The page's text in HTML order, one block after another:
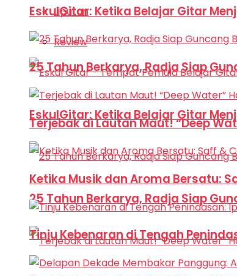
Liputan
Review
EskulGitar: Ketika Belajar Gitar
25 Tahun Berkarya, Radja Siap
EskulGitar: Ketika Belajar Gitar
25 Tahun Berkarya, Radja Siap
Terjebak di Lautan Maut! “Deep
Ketika Musik dan Aroma Bersatu:
Tinju Kebenaran di Tengah